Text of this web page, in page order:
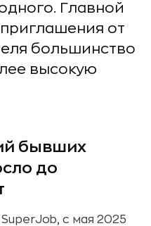
Главной
от
большинство
высокую
бывших
до
с мая 2025